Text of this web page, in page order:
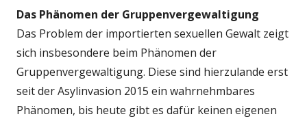
Das Phänomen der Gruppenvergewaltigung
Das Problem der importierten sexuellen Gewalt zeigt
sich insbesondere beim Phänomen der
Gruppenvergewaltigung. Diese sind hierzulande erst
seit der Asylinvasion 2015 ein wahrnehmbares
Phänomen, bis heute gibt es dafür keinen eigenen